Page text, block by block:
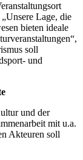
Lage, die
bieten ideale
soll
und
und der
mit u.a.
Akteuren soll